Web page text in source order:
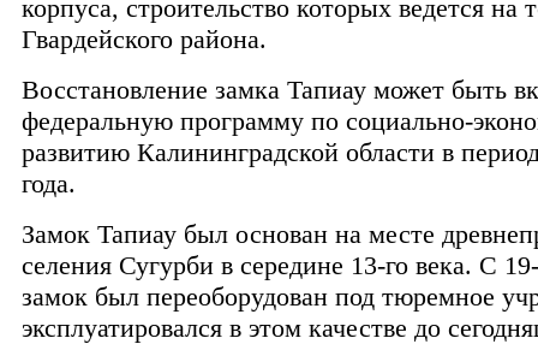
корпуса, строительство которых ведется на
Гвардейского района.
Восстановление замка Тапиау может быть
федеральную программу по социально-
развитию Калининградской области в
года.
Замок Тапиау был основан на месте
селения Сугурби в середине 13-го века. С
замок был переоборудован под тюремное
эксплуатировался в этом качестве до